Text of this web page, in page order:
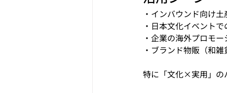
・インバウンド向け土
・日本文化イベントで
・企業の海外プロモー
・ブランド物販（和雑
特に「文化×実用」の